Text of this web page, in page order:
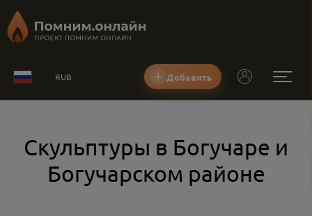
RUB Добавить
Скульптуры в Богучаре и
Богучарском районе